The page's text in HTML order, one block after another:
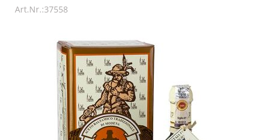
Art.Nr.:37558